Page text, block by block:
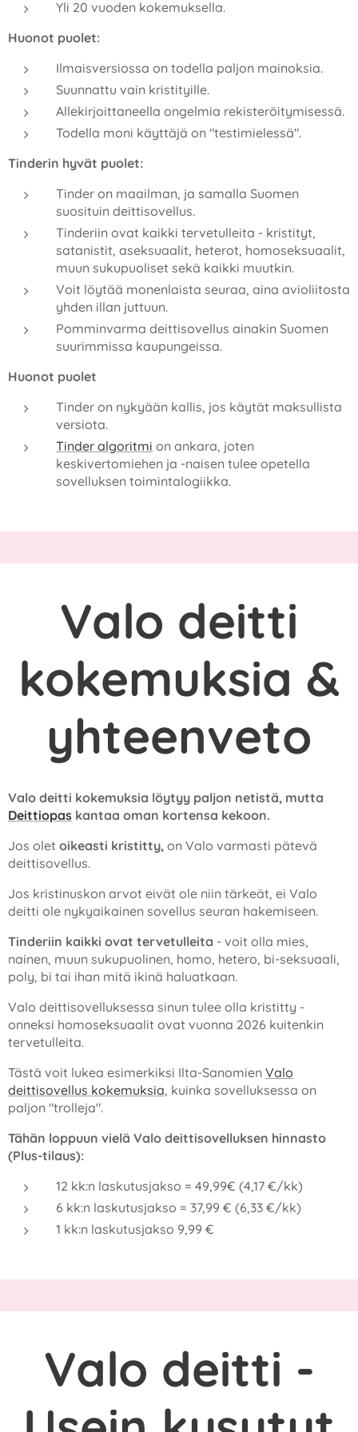
Yli 20 vuoden kokemuksella.
Huonot puolet:
Ilmaisversiossa on todella paljon mainoksia.
Suunnattu vain kristityille.
Allekirjoittaneella ongelmia rekisteröitymisessä.
Todella moni käyttäjä on "testimielessä".
Tinderin hyvät puolet:
Tinder on maailman, ja samalla Suomen
suosituin deittisovellus.
Tinderiin ovat kaikki tervetulleita - kristityt,
satanistit, aseksuaalit, heterot, homoseksuaalit,
muun sukupuoliset sekä kaikki muutkin.
Voit löytää monenlaista seuraa, aina avioliitosta
yhden illan juttuun.
Pomminvarma deittisovellus ainakin Suomen
suurimmissa kaupungeissa.
Huonot puolet
Tinder on nykyään kallis, jos käytät maksullista
versiota.
Tinder algoritmi on ankara, joten
keskivertomiehen ja -naisen tulee opetella
sovelluksen toimintalogiikka.
Valo deitti
kokemuksia &
yhteenveto
Valo deitti kokemuksia löytyy paljon netistä, mutta
Deittiopas kantaa oman kortensa kekoon.
Jos olet oikeasti kristitty, on Valo varmasti pätevä
deittisovellus.
Jos kristinuskon arvot eivät ole niin tärkeät, ei Valo
deitti ole nykyaikainen sovellus seuran hakemiseen.
Tinderiin kaikki ovat tervetulleita - voit olla mies,
nainen, muun sukupuolinen, homo, hetero, bi-seksuaali,
poly, bi tai ihan mitä ikinä haluatkaan.
Valo deittisovelluksessa sinun tulee olla kristitty -
onneksi homoseksuaalit ovat vuonna 2026 kuitenkin
tervetulleita.
Tästä voit lukea esimerkiksi Ilta-Sanomien Valo
deittisovellus kokemuksia, kuinka sovelluksessa on
paljon "trolleja".
Tähän loppuun vielä Valo deittisovelluksen hinnasto
(Plus-tilaus):
12 kk:n laskutusjakso = 49,99€ (4,17 €/kk)
6 kk:n laskutusjakso = 37,99 € (6,33 €/kk)
1 kk:n laskutusjakso 9,99 €
Valo deitti -